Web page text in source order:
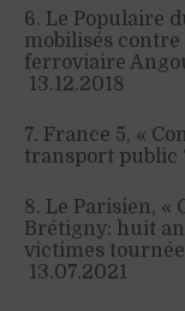
6. Le Populaire
mobilisés
ferroviaire
13.12.2018
7. France 5, «
transport public
8. Le Parisien, «
Brétigny: huit
victimes
13.07.2021